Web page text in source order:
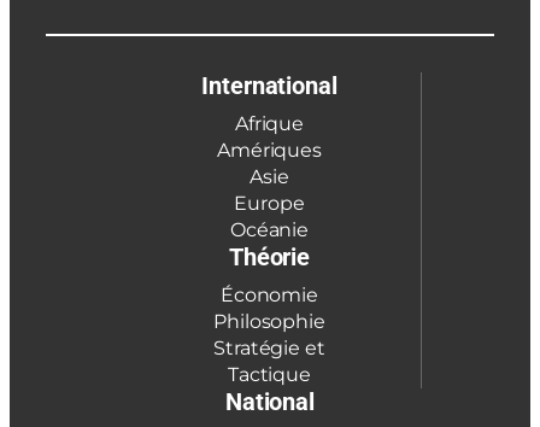
International
Afrique
Amériques
Asie
Europe
Océanie
Théorie
Économie
Philosophie
Stratégie et
Tactique
National